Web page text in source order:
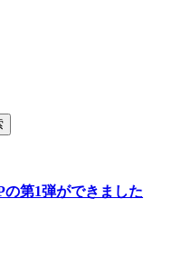
第1弾ができました